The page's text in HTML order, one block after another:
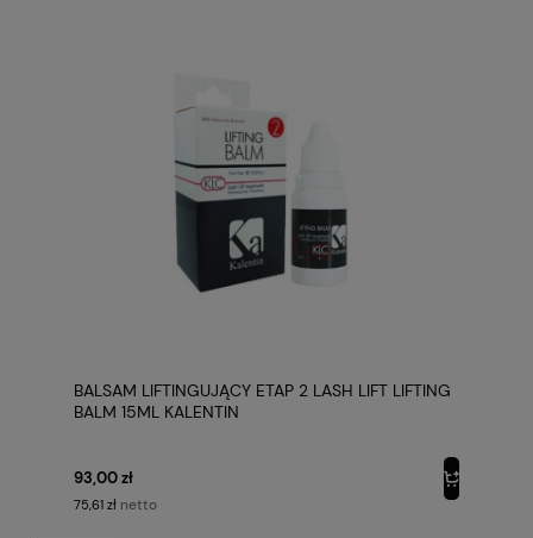
BALSAM LIFTINGUJĄCY ETAP 2 LASH LIFT LIFTING
BALM 15ML KALENTIN
93,00 zł
75,61 zł netto